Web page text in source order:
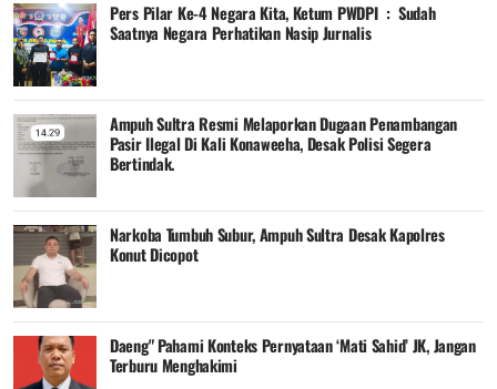
Pers Pilar Ke-4 Negara Kita, Ketum PWDPI : Sudah
Saatnya Negara Perhatikan Nasip Jurnalis
Ampuh Sultra Resmi Melaporkan Dugaan Penambangan
Pasir Ilegal Di Kali Konaweeha, Desak Polisi Segera
Bertindak.
Narkoba Tumbuh Subur, Ampuh Sultra Desak Kapolres
Konut Dicopot
Daeng" Pahami Konteks Pernyataan ‘Mati Sahid’ JK, Jangan
Terburu Menghakimi